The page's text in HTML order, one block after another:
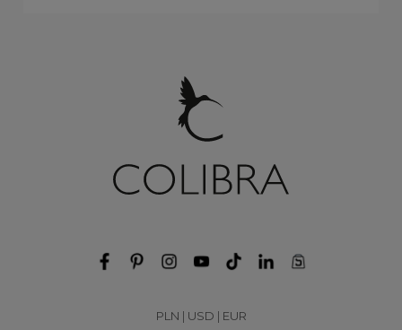
PLN | USD | EUR